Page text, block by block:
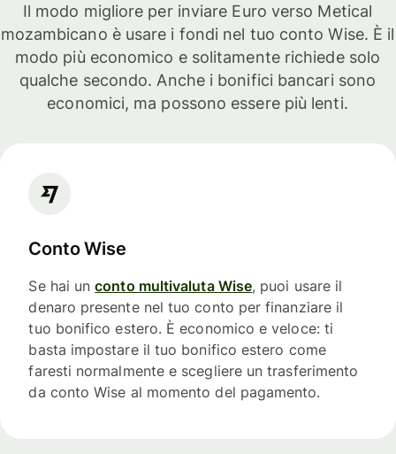
Il modo migliore per inviare Euro verso Metical
mozambicano è usare i fondi nel tuo conto Wise. È il
modo più economico e solitamente richiede solo
qualche secondo. Anche i bonifici bancari sono
economici, ma possono essere più lenti.
Conto Wise
Se hai unconto multivaluta Wise, puoi usare il
denaro presente nel tuo conto per finanziare il
tuo bonifico estero. È economico e veloce: ti
basta impostare il tuo bonifico estero come
faresti normalmente e scegliere un trasferimento
da conto Wise al momento del pagamento.